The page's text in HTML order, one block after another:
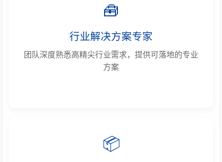
🧰
行业解决方案专家
团队深度熟悉高精尖行业需求，提供可落地的专业
方案
📦